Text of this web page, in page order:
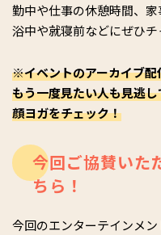
勤中や仕事の休憩時間、
浴中や就寝前などにぜひ
※イベントのアーカイブ
もう一度見たい人も見逃
顔ヨガをチェック！
今回ご協賛いた
ちら！
今回のエンターテインメ